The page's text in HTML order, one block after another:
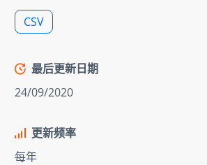
CSV
最后更新日期
24/09/2020
更新频率
每年